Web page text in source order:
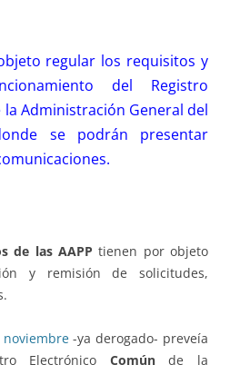
regular los requisitos y
del Registro
Administración General del
se podrán presentar
de las AAPP tienen por objeto
y remisión de solicitudes,
noviembre-ya derogado- preveía
Electrónico Comúnde la